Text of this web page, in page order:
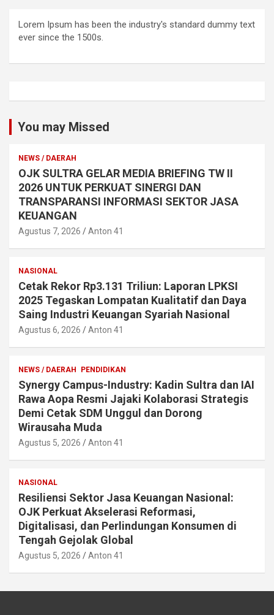
Lorem Ipsum has been the industry's standard dummy text
ever since the 1500s.
You may Missed
NEWS / DAERAH
OJK SULTRA GELAR MEDIA BRIEFING TW II
2026 UNTUK PERKUAT SINERGI DAN
TRANSPARANSI INFORMASI SEKTOR JASA
KEUANGAN
Agustus 7, 2026 Anton 41
NASIONAL
Cetak Rekor Rp3.131 Triliun: Laporan LPKSI
2025 Tegaskan Lompatan Kualitatif dan Daya
Saing Industri Keuangan Syariah Nasional
Agustus 6, 2026 Anton 41
NEWS / DAERAH PENDIDIKAN
Synergy Campus-Industry: Kadin Sultra dan IAI
Rawa Aopa Resmi Jajaki Kolaborasi Strategis
Demi Cetak SDM Unggul dan Dorong
Wirausaha Muda
Agustus 5, 2026 Anton 41
NASIONAL
Resiliensi Sektor Jasa Keuangan Nasional:
OJK Perkuat Akselerasi Reformasi,
Digitalisasi, dan Perlindungan Konsumen di
Tengah Gejolak Global
Agustus 5, 2026 Anton 41